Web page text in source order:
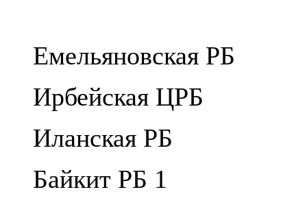
Емельяновская РБ
Ирбейская ЦРБ
Иланская РБ
Байкит РБ 1